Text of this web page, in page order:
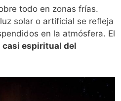
todo en zonas frías.
solar o artificial se refleja
en la atmósfera. El
casi espiritual del